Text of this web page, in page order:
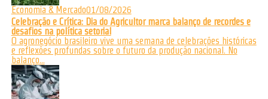
Economia & Mercado01/08/2026
Celebração e Crítica: Dia do Agricultor marca balanço de recordes e
desafios na política setorial
O agronegócio brasileiro vive uma semana de celebrações históricas
e reflexões profundas sobre o futuro da produção nacional. No
balanço...